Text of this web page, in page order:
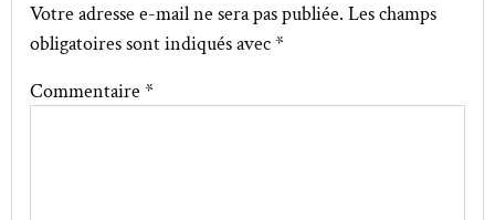
Votre adresse e-mail ne sera pas publiée. Les champs
obligatoires sont indiqués avec*
Commentaire *